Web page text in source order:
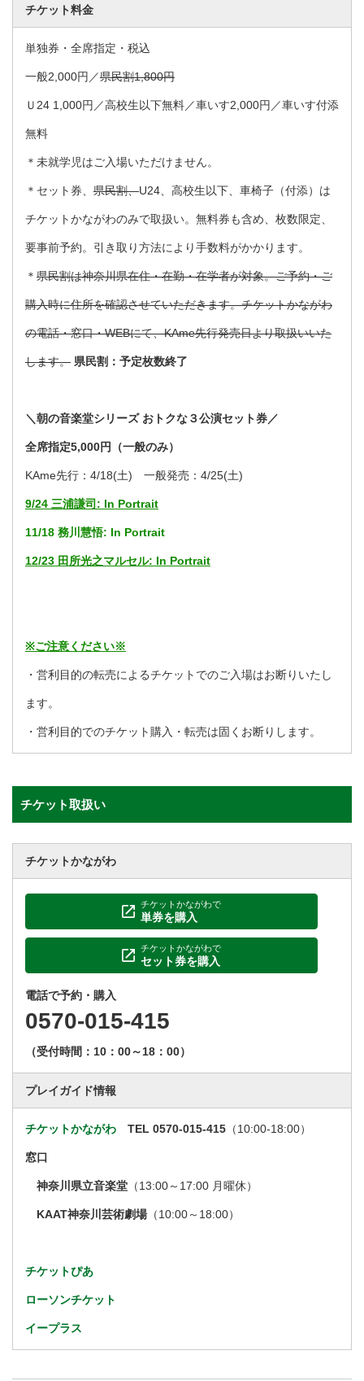
チケット料金
単独券・全席指定・税込
一般2,000円／県民割1,800円
Ｕ24 1,000円／高校生以下無料／車いす2,000円／車いす付添
無料
＊未就学児はご入場いただけません。
＊セット券、 県民割、U24、高校生以下、車椅子（付添）は
チケットかながわのみで取扱い。無料券も含め、枚数限定、
要事前予約。引き取り方法により手数料がかかります。
＊ 県民割は神奈川県在住・在勤・在学者が対象。ご予約・ご
購入時に住所を確認させていただきます。チケットかながわ
の電話・窓口・WEBにて、KAme先行発売日より取扱いいた
します。 県民割：予定枚数終了
＼朝の音楽堂シリーズ おトクな３公演セット券／
全席指定5,000円（一般のみ）
KAme先行：4/18(土) 一般発売：4/25(土)
9/24 三浦謙司: In Portrait
11/18 務川慧悟: In Portrait
12/23 田所光之マルセル: In Portrait
※ご注意ください※
・営利目的の転売によるチケットでのご入場はお断りいたし
ます。
・営利目的でのチケット購入・転売は固くお断りします。
チケット取扱い
チケットかながわ
チケットかながわで
単券を購入
チケットかながわで
セット券を購入
電話で予約・購入
0570-015-415
（受付時間：10：00～18：00）
プレイガイド情報
チケットかながわ TEL 0570-015-415 （10:00-18:00）
窓口
神奈川県立音楽堂 （13:00～17:00 月曜休）
KAAT神奈川芸術劇場（10:00～18:00）
チケットぴあ
ローソンチケット
イープラス